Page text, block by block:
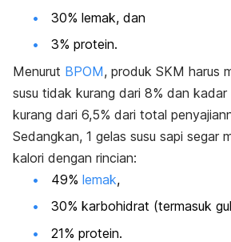
30% lemak, dan
3% protein.
Menurut BPOM, produk SKM harus
susu tidak kurang dari 8% dan
kurang dari 6,5% dari total
Sedangkan, 1 gelas susu sapi segar
kalori dengan rincian:
49% lemak,
30% karbohidrat (termasuk
21% protein.